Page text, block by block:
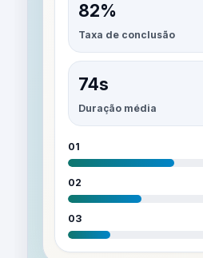
82%
Taxa de conclusão
74s
Duração média
01
02
03